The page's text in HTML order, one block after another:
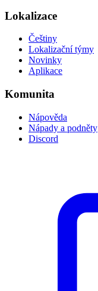
Lokalizace
Češtiny
Lokalizační týmy
Novinky
Aplikace
Komunita
Nápověda
Nápady a podněty
Discord